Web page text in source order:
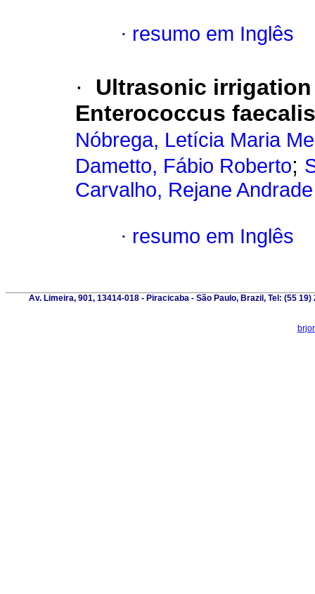
· resumo em Inglês
·
Ultrasonic
Enterococcus
Nóbrega, Letícia Maria
Dametto, Fábio Roberto;
Carvalho, Rejane
· resumo em Inglês
Av. Limeira, 901, 13414-018 - Piracicaba - São Paulo, Brazil, Tel: (55